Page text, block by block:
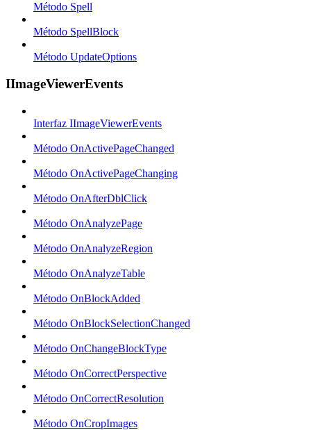
Método Spell
Método SpellBlock
Método UpdateOptions
IImageViewerEvents
Interfaz IImageViewerEvents
Método OnActivePageChanged
Método OnActivePageChanging
Método OnAfterDblClick
Método OnAnalyzePage
Método OnAnalyzeRegion
Método OnAnalyzeTable
Método OnBlockAdded
Método OnBlockSelectionChanged
Método OnChangeBlockType
Método OnCorrectPerspective
Método OnCorrectResolution
Método OnCropImages